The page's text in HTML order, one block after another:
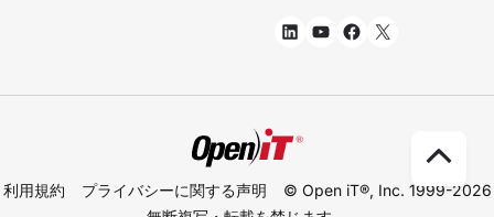
利用規約 プライバシーに関する声明
© Open iT®, Inc. 1999-2026
ト